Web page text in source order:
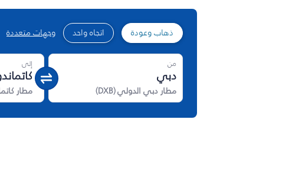
ذهاب وعودة اتجاه واحد وجهات متعددة
من
مطار دبي الدولي(
DXB
)
إلى
مطار